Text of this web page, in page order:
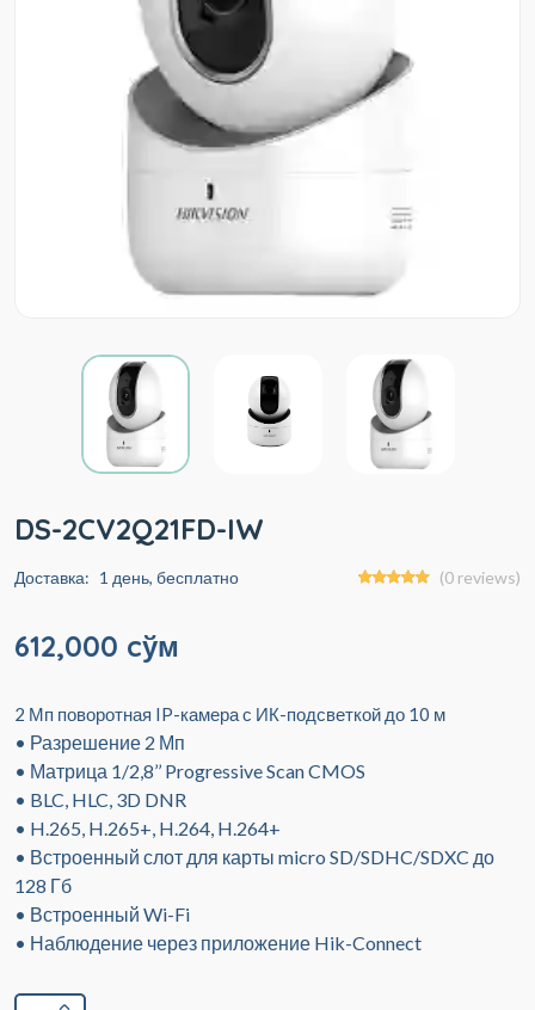
DS-2CV2Q21FD-IW
Доставка: 1 день, бесплатно (0 reviews)
612,000 cўм
2 Мп поворотная IP-камера с ИК-подсветкой до 10 м
• Разрешение 2 Мп
• Матрица 1/2,8’’ Progressive Scan CMOS
• BLC, HLC, 3D DNR
• H.265, H.265+, H.264, H.264+
• Встроенный слот для карты micro SD/SDHC/SDXC до
128 Гб
• Встроенный Wi-Fi
• Наблюдение через приложение Hik-Connect